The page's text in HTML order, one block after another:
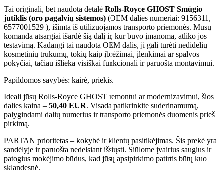
Tai originali, bet naudota detalė Rolls-Royce GHOST Smūgio
jutiklis (oro pagalvių sistemos) (OEM dalies numeriai: 9156311,
6577001529 ), išimta iš utilizuojamos transporto priemonės. Mūsų
komanda atsargiai išardė šią dalį ir, kur buvo įmanoma, atliko jos
testavimą. Kadangi tai naudota OEM dalis, ji gali turėti nedidelių
kosmetinių trūkumų, tokių kaip įbrėžimai, įlenkimai ar spalvos
pokyčiai, tačiau išlieka visiškai funkcionali ir paruošta montavimui.
Papildomos savybės: kairė, priekis.
Ideali jūsų Rolls-Royce GHOST remontui ar modernizavimui, šios
dalies kaina – 50,40 EUR. Visada patikrinkite suderinamumą,
palygindami dalių numerius ir transporto priemonės duomenis prieš
pirkimą.
PARTAN prioritetas – kokybė ir klientų pasitikėjimas. Šis prekė yra
sandėlyje ir paruošta nedelsiant išsiųsti. Siūlome įvairius saugius ir
patogius mokėjimo būdus, kad jūsų apsipirkimo patirtis būtų kuo
sklandesnė.